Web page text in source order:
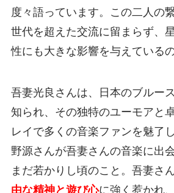
度々語っています。この二人の
世代を超えた交流に留まらず、
性にも大きな影響を与えているの
吾妻光良さんは、日本のブルー
知られ、その独特のユーモアと
レイで多くの音楽ファンを魅了
野源さんが吾妻さんの音楽に出
まだ若かりし頃のこと。吾妻さ
由な精神と遊び心に強く惹かれ